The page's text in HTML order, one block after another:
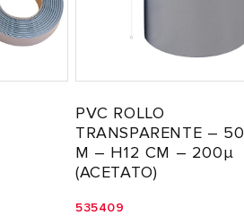
PVC ROLLO
TRANSPARENTE – 50
M – H12 CM – 200µ
(ACETATO)
535409